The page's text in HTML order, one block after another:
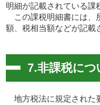
明細が記載されている課
この課税明細書には、
額、税相当額などが記載
7.非課税につ
地方税法に規定された